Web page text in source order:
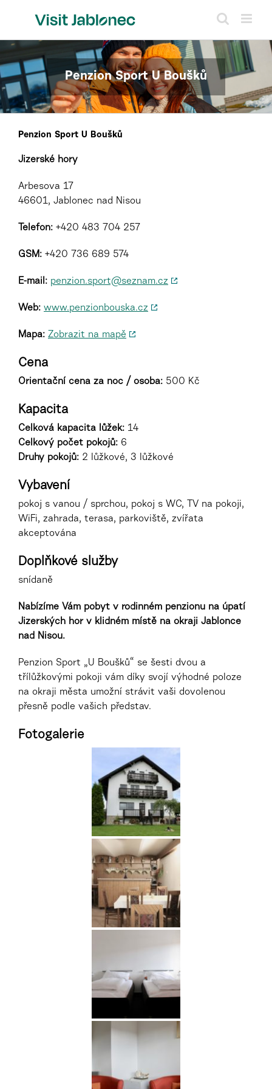
Penzion Sport U Boušků
Penzion Sport U Boušků
Jizerské hory
Arbesova 17
46601, Jablonec nad Nisou
Telefon: +420 483 704 257
GSM: +420 736 689 574
E-mail: penzion.sport@seznam.cz
Web: www.penzionbouska.cz
Mapa: Zobrazit na mapě
Cena
Orientační cena za noc / osoba: 500 Kč
Kapacita
Celková kapacita lůžek: 14
Celkový počet pokojů: 6
Druhy pokojů: 2 lůžkové, 3 lůžkové
Vybavení
pokoj s vanou / sprchou, pokoj s WC, TV na pokoji,
WiFi, zahrada, terasa, parkoviště, zvířata
akceptována
Doplňkové služby
snídaně
Nabízíme Vám pobyt v rodinném penzionu na úpatí
Jizerských hor v klidném místě na okraji Jablonce
nad Nisou.
Penzion Sport „U Boušků“ se šesti dvou a
třílůžkovými pokoji vám díky svojí výhodné poloze
na okraji města umožní strávit vaši dovolenou
přesně podle vašich představ.
Fotogalerie